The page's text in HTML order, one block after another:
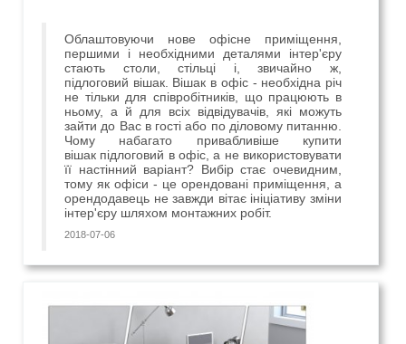
Облаштовуючи нове офісне приміщення,
першими і необхідними деталями інтер'єру
стають столи, стільці і, звичайно ж,
підлоговий вішак. Вішак в офіс - необхідна річ
не тільки для співробітників, що працюють в
ньому, а й для всіх відвідувачів, які можуть
зайти до Вас в гості або по діловому питанню.
Чому набагато привабливіше купити
вішак підлоговий в офіс, а не використовувати
її настінний варіант? Вибір стає очевидним,
тому як офіси - це орендовані приміщення, а
орендодавець не завжди вітає ініціативу зміни
інтер'єру шляхом монтажних робіт.
2018-07-06